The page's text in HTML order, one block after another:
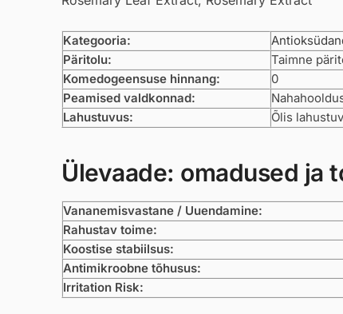
Kategooria:
Päritolu:
Taimne
Komedogeensuse hinnang:
0
Peamised valdkonnad:
Lahustuvus:
Õlis
Ülevaade: omadused ja
Vananemisvastane / Uuendamine:
Rahustav toime:
Koostise stabiilsus:
Antimikroobne tõhusus:
Irritation Risk: